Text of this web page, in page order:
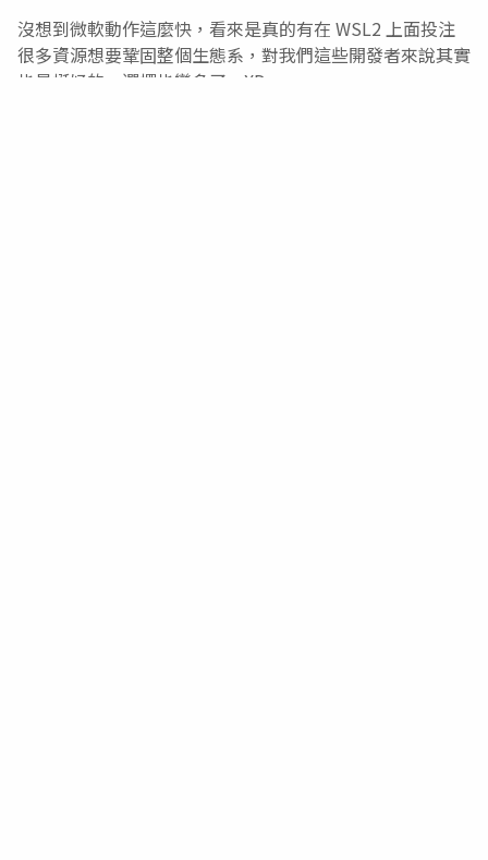
沒想到微軟動作這麼快，看來是真的有在 WSL2 上面投注
很多資源想要鞏固整個生態系，對我們這些開發者來說其實
也是挺好的，選擇也變多了。XD